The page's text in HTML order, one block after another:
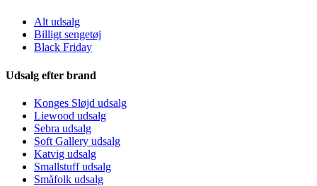
Alt udsalg
Billigt sengetøj
Black Friday
Udsalg efter brand
Konges Sløjd udsalg
Liewood udsalg
Sebra udsalg
Soft Gallery udsalg
Katvig udsalg
Smallstuff udsalg
Småfolk udsalg